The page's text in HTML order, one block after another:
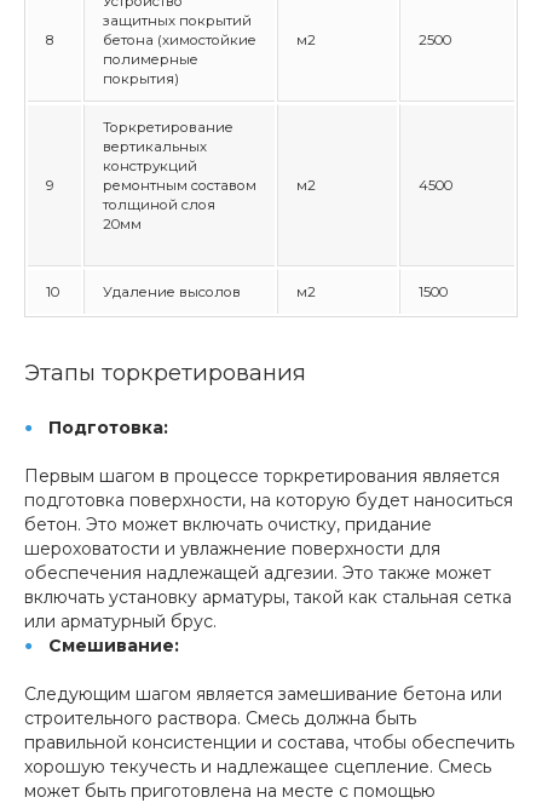
8
защитных покрытий
бетона (химостойкие
полимерные
покрытия)
м2 2500
9
Торкретирование
вертикальных
конструкций
ремонтным составом
толщиной слоя
20мм
м2 4500
10 Удаление высолов м2 1500
Этапы торкретирования
Подготовка:
Первым шагом в процессе торкретирования является
подготовка поверхности, на которую будет наноситься
бетон. Это может включать очистку, придание
шероховатости и увлажнение поверхности для
обеспечения надлежащей адгезии. Это также может
включать установку арматуры, такой как стальная сетка
или арматурный брус.
Смешивание:
Следующим шагом является замешивание бетона или
строительного раствора. Смесь должна быть
правильной консистенции и состава, чтобы обеспечить
хорошую текучесть и надлежащее сцепление. Смесь
может быть приготовлена на месте с помощью